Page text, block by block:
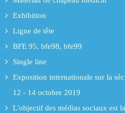
Exhibition
Ligne de tête
BFE 95, bfe98, bfe99
Single line
Exposition internationale sur la
12 - 14 octobre 2019
L'objectif des médias sociaux est